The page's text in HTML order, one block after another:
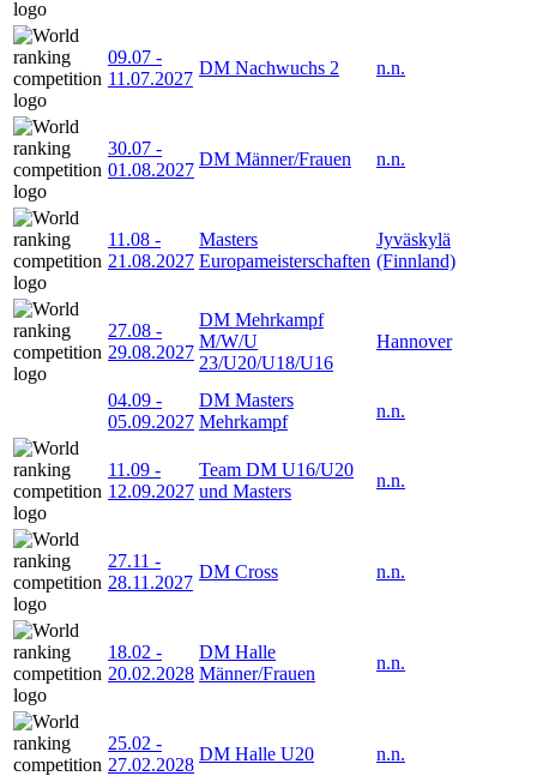
09.07 -
11.07.2027
DM Nachwuchs 2 n.n.
30.07 -
01.08.2027
DM Männer/Frauen n.n.
11.08 -
21.08.2027
Masters
Europameisterschaften
Jyväskylä
(Finnland)
27.08 -
29.08.2027
DM Mehrkampf
M/W/U
23/U20/U18/U16
Hannover
04.09 -
05.09.2027
DM Masters
Mehrkampf
n.n.
11.09 -
12.09.2027
Team DM U16/U20
und Masters
n.n.
27.11 -
28.11.2027
DM Cross n.n.
18.02 -
20.02.2028
DM Halle
Männer/Frauen
n.n.
25.02 -
27.02.2028
DM Halle U20 n.n.